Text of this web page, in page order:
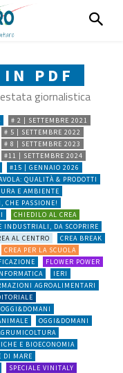
IN PDF
giornalistica
# 2 | SETTEMBRE 2021
# 5 | SETTEMBRE 2022
# 8 | SETTEMBRE 2023
#11 | SETTEMBRE 2024
#15 | GENNAIO 2026
QUALITÀ & PRODOTTI
E AMBIENTE
CHE PASSIONE!
CHIEDILO AL CREA
INDUSTRIALI, DA SCOPRIRE
AL CENTRO
CREA BREAK
CREA PER LA SCUOLA
FLOWER POWER
IERI
AGROALIMENTARI
OGGI&DOMANI
E BIOECONOMIA
DI MARE
SPECIALE VINITALY